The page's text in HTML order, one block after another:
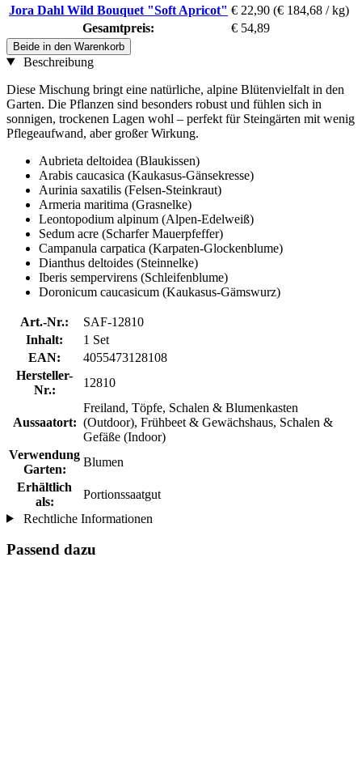
Jora Dahl Wild Bouquet "Soft Apricot" € 22,90 (€ 184,68 / kg)
Gesamtpreis:
€ 54,89
Beide in den Warenkorb
Beschreibung
Diese Mischung bringt eine natürliche, alpine Blütenvielfalt in den
Garten. Die Pflanzen sind besonders robust und fühlen sich in
sonnigen, trockenen Lagen wohl – perfekt für Steingärten mit wenig
Pflegeaufwand, aber großer Wirkung.
Aubrieta deltoidea (Blaukissen)
Arabis caucasica (Kaukasus-Gänsekresse)
Aurinia saxatilis (Felsen-Steinkraut)
Armeria maritima (Grasnelke)
Leontopodium alpinum (Alpen-Edelweiß)
Sedum acre (Scharfer Mauerpfeffer)
Campanula carpatica (Karpaten-Glockenblume)
Dianthus deltoides (Steinnelke)
Iberis sempervirens (Schleifenblume)
Doronicum caucasicum (Kaukasus-Gämswurz)
Art.-Nr.:
SAF-12810
Inhalt:
1 Set
EAN:
4055473128108
Hersteller-
Nr.:
12810
Aussaatort:
Freiland, Töpfe, Schalen & Blumenkasten
(Outdoor), Frühbeet & Gewächshaus, Schalen &
Gefäße (Indoor)
Verwendung
Garten:
Blumen
Erhältlich
als:
Portionssaatgut
Rechtliche Informationen
Passend dazu